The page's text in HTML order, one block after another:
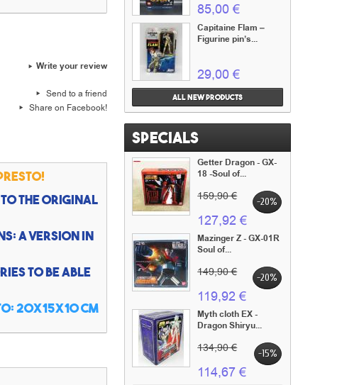
Write your review
Send to a friend
Share on Facebook!
to the original
a version in
to be able
20x15x10 cm
85,00 €
Capitaine Flam –
Figurine pin’s...
29,00 €
All new products
Specials
Getter Dragon - GX-
18 -Soul of...
159,90 € -20%
127,92 €
Mazinger Z - GX-01R
Soul of...
149,90 € -20%
119,92 €
Myth cloth EX -
Dragon Shiryu...
134,90 € -15%
114,67 €